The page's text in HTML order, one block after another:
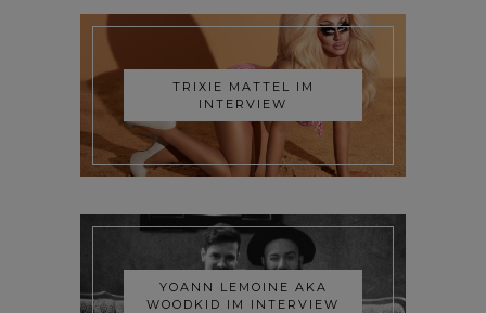
TRIXIE MATTEL IM
INTERVIEW
YOANN LEMOINE AKA
WOODKID IM INTERVIEW